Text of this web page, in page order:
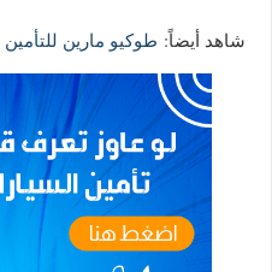
شاهد أيضاً: طوكيو مارين للتأمين